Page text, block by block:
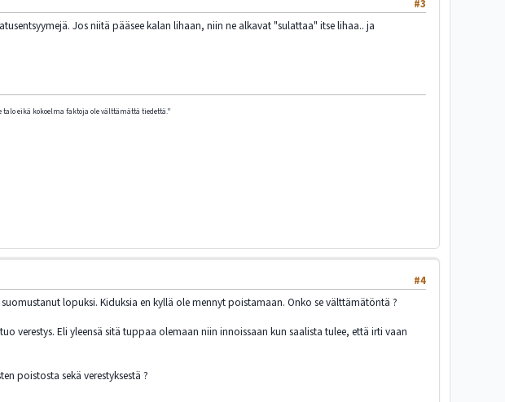
#3
Jos niitä pääsee kalan lihaan, niin ne alkavat "sulattaa" itse lihaa.. ja
eikä kokoelma faktoja ole välttämättä tiedettä."
#4
lopuksi. Kiduksia en kyllä ole mennyt poistamaan. Onko se välttämätöntä ?
verestys. Eli yleensä sitä tuppaa olemaan niin innoissaan kun saalista tulee, että irti vaan
poistosta sekä verestyksestä ?